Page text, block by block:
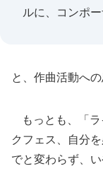
ルに、コンポ
と、作曲活動へ
もっとも、「ラ
クフェス、自分
でと変わらず、